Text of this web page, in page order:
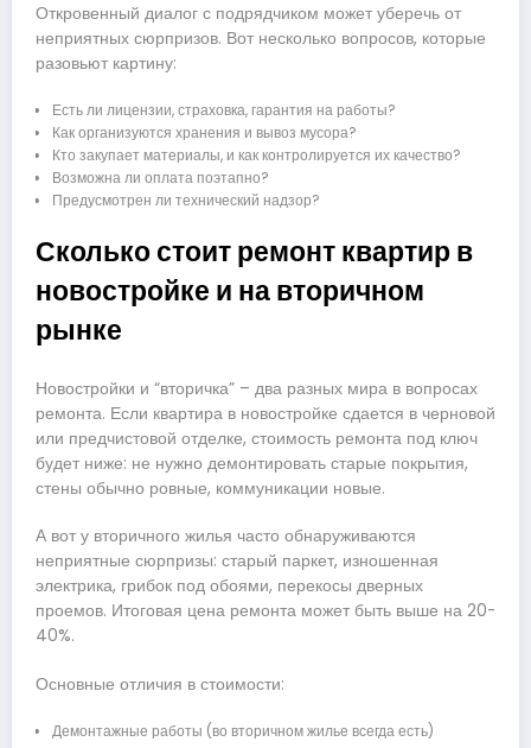
Откровенный диалог с подрядчиком может уберечь от
неприятных сюрпризов. Вот несколько вопросов, которые
разовьют картину:
Есть ли лицензии, страховка, гарантия на работы?
Как организуются хранения и вывоз мусора?
Кто закупает материалы, и как контролируется их качество?
Возможна ли оплата поэтапно?
Предусмотрен ли технический надзор?
Сколько стоит ремонт квартир в
новостройке и на вторичном
рынке
Новостройки и “вторичка” – два разных мира в вопросах
ремонта. Если квартира в новостройке сдается в черновой
или предчистовой отделке, стоимость ремонта под ключ
будет ниже: не нужно демонтировать старые покрытия,
стены обычно ровные, коммуникации новые.
А вот у вторичного жилья часто обнаруживаются
неприятные сюрпризы: старый паркет, изношенная
электрика, грибок под обоями, перекосы дверных
проемов. Итоговая цена ремонта может быть выше на 20-
40%.
Основные отличия в стоимости:
Демонтажные работы (во вторичном жилье всегда есть)